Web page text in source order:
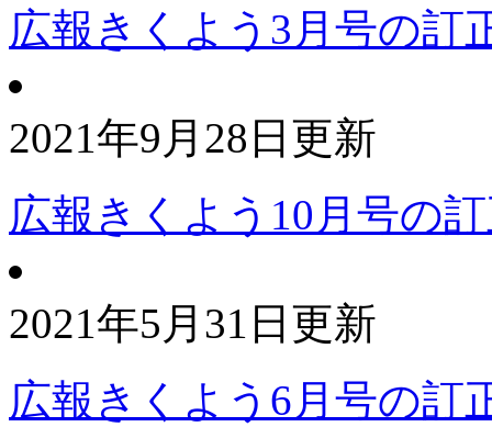
広報きくよう3月号の訂
2021年9月28日更新
広報きくよう10月号の
2021年5月31日更新
広報きくよう6月号の訂